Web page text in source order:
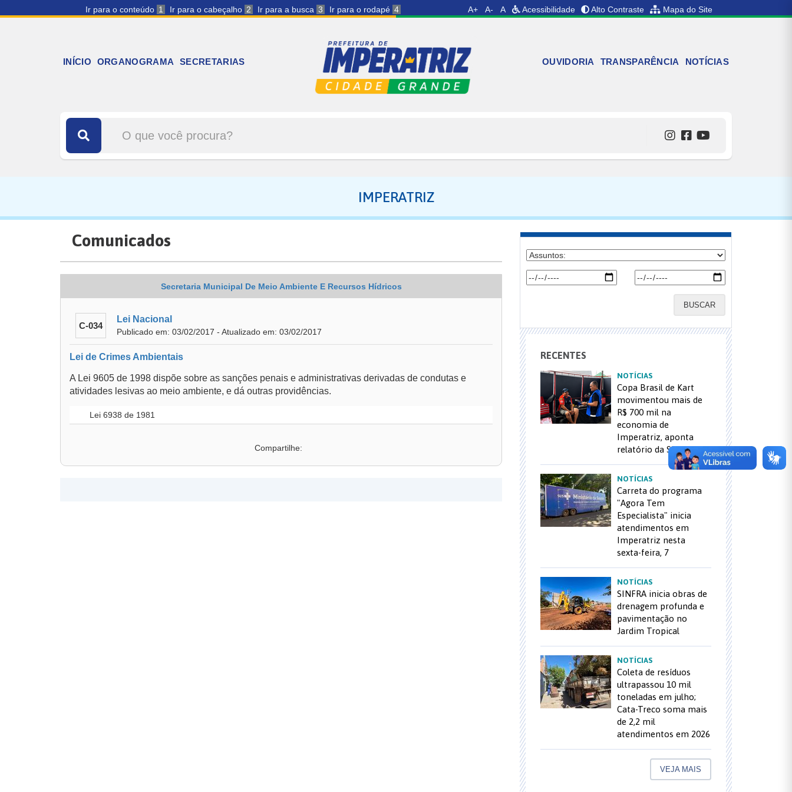
Ir para o conteúdo 1 Ir para o cabeçalho 2 Ir para a busca 3 Ir para o rodapé 4 A+ A- A Acessibilidade Alto Contraste Mapa do Site
INÍCIO ORGANOGRAMA SECRETARIAS OUVIDORIA TRANSPARÊNCIA NOTÍCIAS
IMPERATRIZ
Comunicados
Secretaria Municipal De Meio Ambiente E Recursos Hídricos
C-034
Lei Nacional
Publicado em: 03/02/2017 - Atualizado em: 03/02/2017
Lei de Crimes Ambientais
A Lei 9605 de 1998 dispõe sobre as sanções penais e administrativas derivadas de condutas e
atividades lesivas ao meio ambiente, e dá outras providências.
Lei 6938 de 1981
Compartilhe:
BUSCAR
RECENTES
NOTÍCIAS
Copa Brasil de Kart
movimentou mais de
R$ 700 mil na
economia de
Imperatriz, aponta
relatório da SEDEC
NOTÍCIAS
Carreta do programa
"Agora Tem
Especialista" inicia
atendimentos em
Imperatriz nesta
sexta-feira, 7
NOTÍCIAS
SINFRA inicia obras de
drenagem profunda e
pavimentação no
Jardim Tropical
NOTÍCIAS
Coleta de resíduos
ultrapassou 10 mil
toneladas em julho;
Cata-Treco soma mais
de 2,2 mil
atendimentos em 2026
VEJA MAIS